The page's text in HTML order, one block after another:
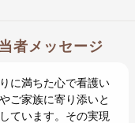
者メッセージ
に満ちた心で看護い
ご家族に寄り添いと
ています。その実現